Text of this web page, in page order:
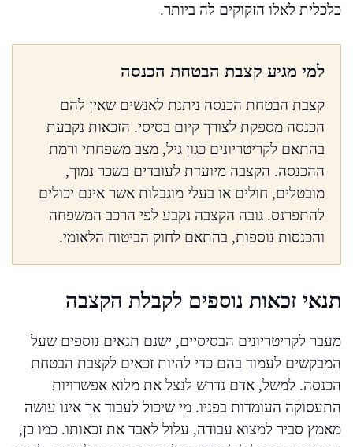
כלכלית לאלו הזקוקים לה ביותר.
למי מגיע קצבת הבטחת הכנסה
קצבת הבטחת הכנסה ניתנת לאנשים שאין להם
הכנסה מספקת לצורך קיום בסיסי. הזכאות נקבעת
בהתאם לקריטריונים כגון גיל, מצב משפחתי ורמת
ההכנסה. הקצבה מיועדת לעובדים בשכר נמוך,
מובטלים, חולים או בעלי מוגבלות אשר אינם יכולים
להתפרנס. גובה הקצבה נקבע לפי הרכב המשפחה
והכנסות נוספות, בהתאם לחוק הביטוח הלאומי.
תנאי זכאות נוספים לקבלת הקצבה
מעבר לקריטריונים הבסיסיים, ישנם תנאים נוספים שעל
המבקשים לעמוד בהם כדי להיות זכאים לקצבת הבטחת
הכנסה. למשל, אדם נדרש לנצל את מלוא אפשרויות
התעסוקה העומדות בפניו. מי שיכול לעבוד אך אינו עושה
מאמץ סביר למצוא עבודה, עלול לאבד את זכאותו. כמו כן,